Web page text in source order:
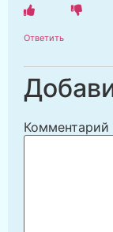
Ответить
Комментарий